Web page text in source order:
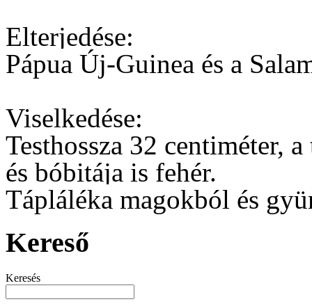
Elterjedése:
Pápua Új-Guinea és a
Viselkedése:
Testhossza 32 centiméter,
és bóbitája is fehér.
Tápláléka magokból és
Kereső
Keresés